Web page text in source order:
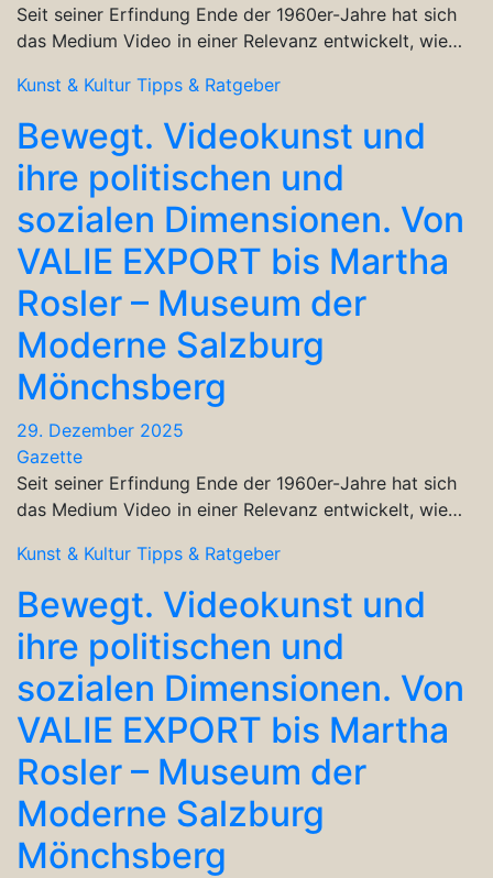
Seit seiner Erfindung Ende der 1960er-Jahre hat sich
das Medium Video in einer Relevanz entwickelt, wie…
Kunst & Kultur Tipps & Ratgeber
Bewegt. Videokunst und
ihre politischen und
sozialen Dimensionen. Von
VALIE EXPORT bis Martha
Rosler – Museum der
Moderne Salzburg
Mönchsberg
29. Dezember 2025
Gazette
Seit seiner Erfindung Ende der 1960er-Jahre hat sich
das Medium Video in einer Relevanz entwickelt, wie…
Kunst & Kultur Tipps & Ratgeber
Bewegt. Videokunst und
ihre politischen und
sozialen Dimensionen. Von
VALIE EXPORT bis Martha
Rosler – Museum der
Moderne Salzburg
Mönchsberg